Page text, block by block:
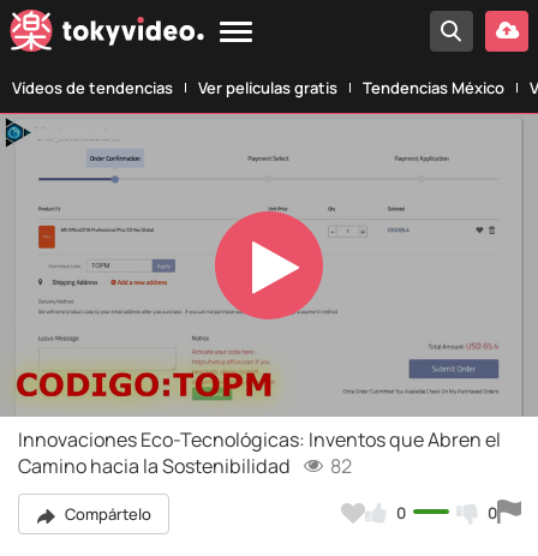
Vídeos de tendencias Ver películas gratis Tendencias México
Play
Video
Innovaciones Eco-Tecnológicas: Inventos que Abren el
Camino hacia la Sostenibilidad
82
Compártelo 0 0